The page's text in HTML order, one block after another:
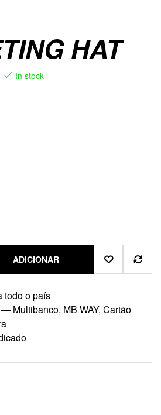
HAT
In stock
ADICIONAR
todo o país
Multibanco, MB WAY, Cartão